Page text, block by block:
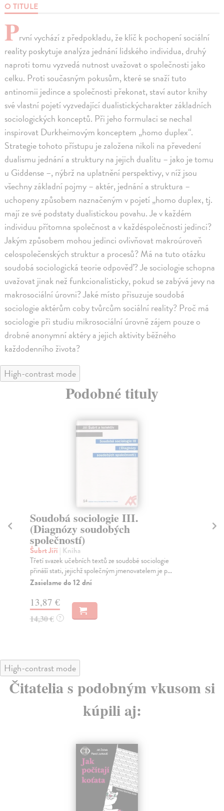
O TITULE
První vychází z předpokladu, že klíč k pochopení sociální
reality poskytuje analýza jednání lidského individua, druhý
naproti tomu vyzvedá nutnost uvažovat o společnosti jako
celku. Proti současným pokusům, které se snaží tuto
antinomii jedince a společnosti překonat, staví autor knihy
své vlastní pojetí vyzvedající dualistickýcharakter základních
sociologických konceptů. Při jeho formulaci se nechal
inspirovat Durkheimovým konceptem „homo duplex“.
Strategie tohoto přístupu je založena nikoli na převedení
dualismu jednání a struktury na jejich dualitu – jako je tomu
u Giddense –, nýbrž na uplatnění perspektivy, v níž jsou
všechny základní pojmy – aktér, jednání a struktura –
uchopeny způsobem naznačeným v pojetí „homo duplex, tj.
mají ze své podstaty dualistickou povahu. Je v každém
individuu přítomna společnost a v každéspolečnosti jedinci?
Jakým způsobem mohou jedinci ovlivňovat makroúroveň
celospolečenských struktur a procesů? Má na tuto otázku
soudobá sociologická teorie odpověď? Je sociologie schopna
uvažovat jinak než funkcionalisticky, pokud se zabývá jevy na
makrosociální úrovni? Jaké místo přisuzuje soudobá
sociologie aktérům coby tvůrcům sociální reality? Proč má
sociologie při studiu mikrosociální úrovně zájem pouze o
drobné anonymní aktéry a jejich aktivity běžného
každodenního života?
High-contrast mode
Podobné tituly
Soudobá sociologie III.
(Diagnózy soudobých
společností)
Šubrt Jiří | Kniha
Třetí svazek učebních textů ze soudobé sociologie
přináší stati, jejichž společným jmenovatelem je p...
Zasielame do 12 dní
13,87 €
14,30 € ?
a
High-contrast mode
Čitatelia s podobným vkusom si
kúpili aj: